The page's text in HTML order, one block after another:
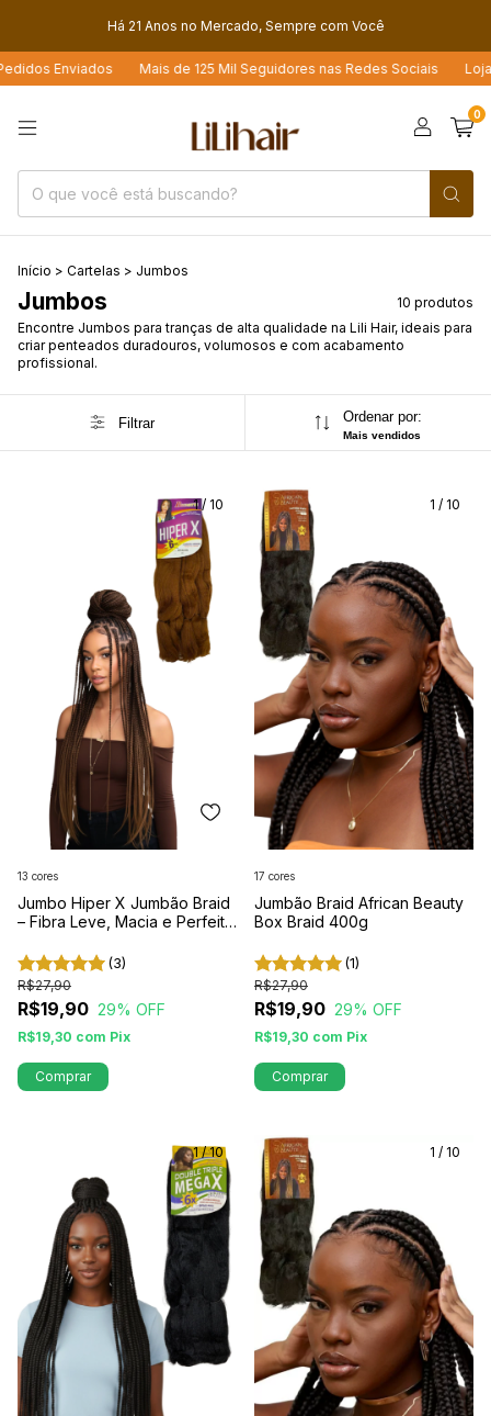
Há 21 Anos no Mercado, Sempre com Você
Enviados Mais de 125 Mil Seguidores nas Redes Sociais Loja
0
Início > Cartelas > Jumbos
Jumbos
10 produtos
Encontre Jumbos para tranças de alta qualidade na Lili Hair, ideais para
criar penteados duradouros, volumosos e com acabamento
profissional.
Filtrar Ordenar por:
Mais vendidos
1 / 10
Jumbo Hiper X Jumbão Braid
– Fibra Leve, Macia e Perfeita
(3)
R$19,90
R$27,90
29% OFF
R$19,30 com Pix
13 cores
Comprar
1 / 10
Jumbão Braid African Beauty
Box Braid 400g
(1)
R$19,90
R$27,90
29% OFF
R$19,30 com Pix
17 cores
Comprar
1/10 1 / 10